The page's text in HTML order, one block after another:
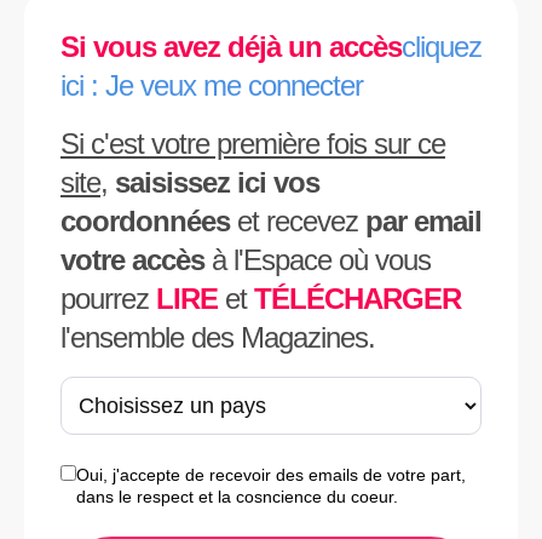
Si vous avez déjà un accèscliquez
ici : Je veux me connecter
Si c'est votre première fois sur ce
site, saisissez ici vos
coordonnéeset recevez par email
votre accèsà l'Espace où vous
pourrez LIRE etTÉLÉCHARGER
l'ensemble des Magazines.
Oui, j'accepte de recevoir des emails de votre part,
dans le respect et la cosncience du coeur.